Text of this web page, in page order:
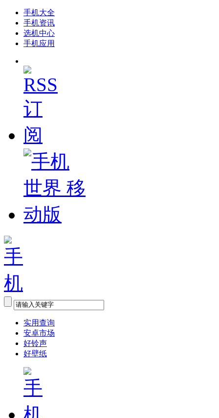
手机大全
手机资讯
选机中心
手机应用
实用查询
安卓市场
好铃声
好壁纸